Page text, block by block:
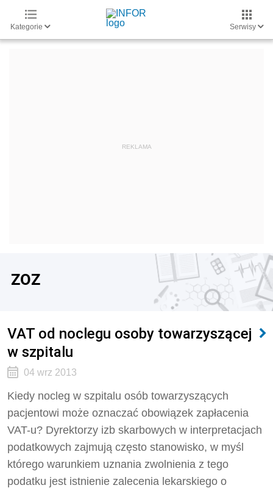
Kategorie Serwisy
ZOZ
VAT od noclegu osoby towarzyszącej
w szpitalu
04 wrz 2013
Kiedy nocleg w szpitalu osób towarzyszących
pacjentowi może oznaczać obowiązek zapłacenia
VAT-u? Dyrektorzy izb skarbowych w interpretacjach
podatkowych zajmują często stanowisko, w myśl
którego warunkiem uznania zwolnienia z tego
podatku jest istnienie zalecenia lekarskiego o